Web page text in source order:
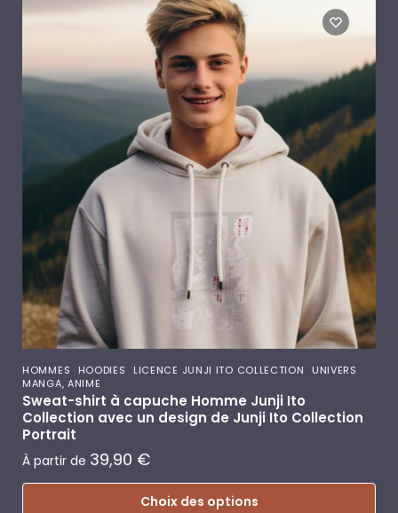
HOMMES, HOODIES, LICENCE JUNJI ITO COLLECTION, UNIVERS
MANGA, ANIME
Sweat-shirt à capuche Homme Junji Ito
Collection avec un design de Junji Ito Collection
Portrait
À partir de 39,90 €
Choix des options